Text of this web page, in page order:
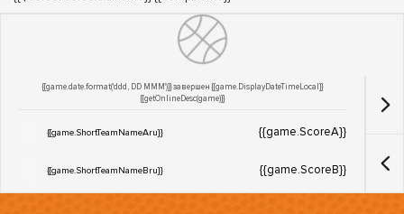
{{game.date.format('ddd, DD MMM')}} завершен{{game.DisplayDateTimeLocal}}
{{getOnlineDesc(game)}}
{{game.ShortTeamNameAru}} {{game.ScoreA}}
{{game.ShortTeamNameBru}} {{game.ScoreB}}